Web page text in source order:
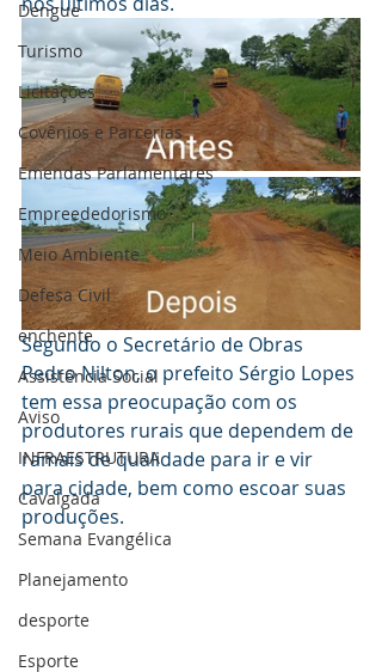
Dengue
Turismo
Licitações
Covênios e Parcerias
Emendas Parlamentares
Empreededorismo
Meio Ambiente
Defesa Civil
enchente
Assistência Social
Aviso
INFRAESTRUTURA
Cavalgada
Semana Evangélica
Planejamento
desporte
Esporte
Segundo o Secretário de Obras
Pedro Nilton, o prefeito Sérgio Lopes
tem essa preocupação com os
produtores rurais que dependem de
ramais de qualidade para ir e vir
para cidade, bem como escoar suas
produções.